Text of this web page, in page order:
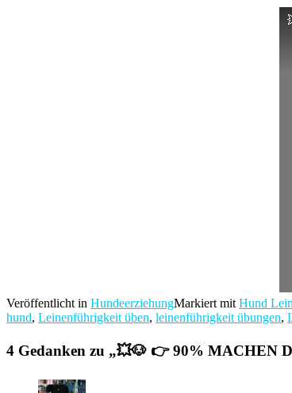
Veröffentlicht in HundeerziehungMarkiert mit Hund
hund, Leinenführigkeit üben, leinenführigkeit übungen,
4 Gedanken zu „💥🐶 👉 90% MACHEN